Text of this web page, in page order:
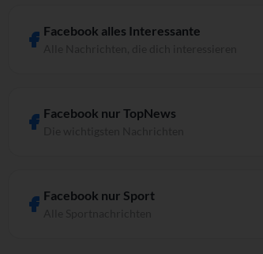
Facebook alles Interessante
Facebook nur TopNews
Facebook nur Sport